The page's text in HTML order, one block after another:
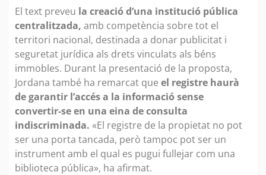
El text preveu la creació d’una institució pública
centralitzada, amb competència sobre tot el
territori nacional, destinada a donar publicitat i
seguretat jurídica als drets vinculats als béns
immobles. Durant la presentació de la proposta,
Jordana també ha remarcat que el registre haurà
de garantir l’accés a la informació sense
convertir-se en una eina de consulta
indiscriminada. «El registre de la propietat no pot
ser una porta tancada, però tampoc pot ser un
instrument amb el qual es pugui fullejar com una
biblioteca pública», ha afirmat.